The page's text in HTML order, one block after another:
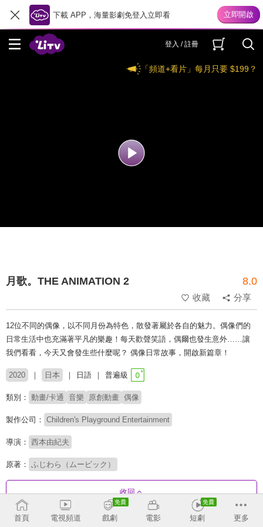
下載 APP，海量影劇免登入立即看
登入 / 註冊
「頻道+看片」每月只要 $199？
月歌。THE ANIMATION 2 8.0
收藏 分享
12位不同的偶像，以不同月份為特色，散發著屬於各自的魅力。偶像們的
日常生活中也充滿著平凡的樂趣！每天歡聲笑語，偶爾也發生意外……讓
我們看看，今天又會發生些什麼呢？ 偶像日常故事，開啟新篇章！
2020 日本 日語 普遍級
類別： 動畫/卡通 音樂 原創動畫 偶像
製作公司： Children's Playground Entertainment
導演： 西本由紀夫
原著： ふじわら（ムービック）
收回
首頁 電視頻道 戲劇 電影 短劇 更多